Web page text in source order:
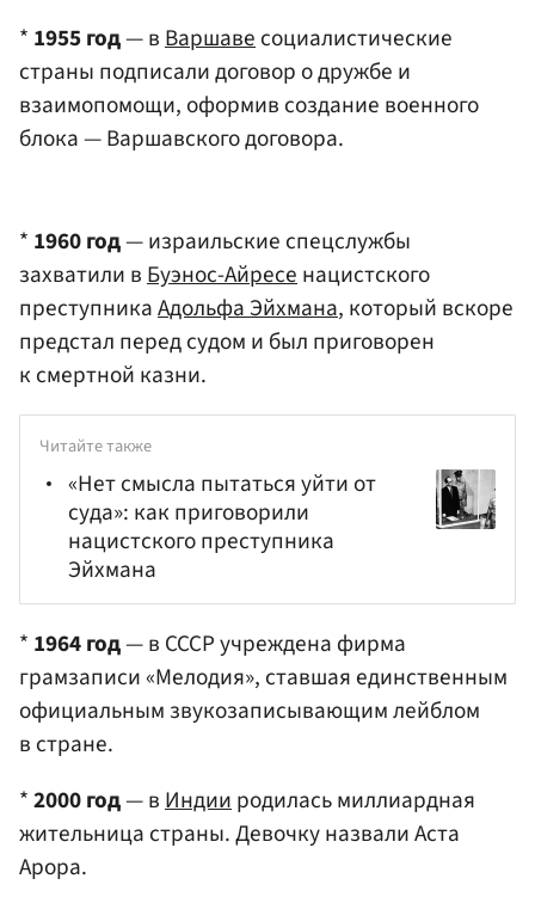
* 1955 год— вВаршавесоциалистические
страны подписали договор о дружбе и
взаимопомощи, оформив создание военного
блока — Варшавского договора.
* 1960 год— израильские спецслужбы
захватили вБуэнос-Айресенацистского
преступникаАдольфа Эйхмана, который вскоре
предстал перед судом и был приговорен
к смертной казни.
Читайте также
«Нет смысла пытаться уйти от
суда»: как приговорили
нацистского преступника
Эйхмана
* 1964 год— в СССР учреждена фирма
грамзаписи «Мелодия», ставшая единственным
официальным звукозаписывающим лейблом
в стране.
*2000 год— вИндииродилась миллиардная
жительница страны. Девочку назвали Аста
Арора.